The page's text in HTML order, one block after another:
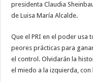
presidenta Claudia
de Luisa María Alcalde.
Que el PRI en el poder usa
peores prácticas para
el control. Olvidarán la
el miedo a la izquierda,